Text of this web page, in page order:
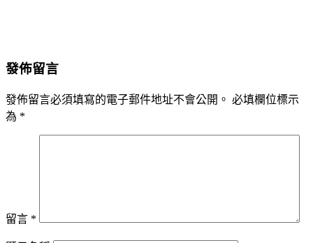
發佈留言
發佈留言必須填寫的電子郵件地址不會公開。 必填欄位標示
為 *
留言 *